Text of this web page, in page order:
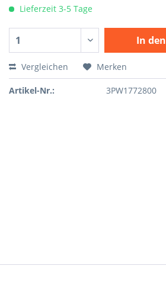
Lieferzeit 3-5 Tage
In den
Vergleichen Merken
Artikel-Nr.: 3PW1772800